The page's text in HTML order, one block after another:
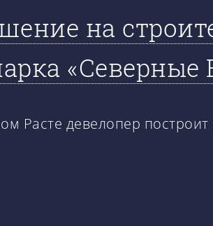
на
«Северные
Расте девелопер